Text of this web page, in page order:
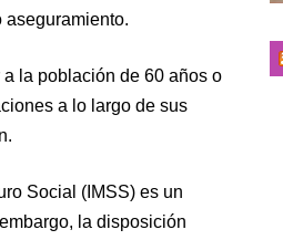
aseguramiento.
la población de 60 años o
a lo largo de sus
Social (IMSS) es un
la disposición